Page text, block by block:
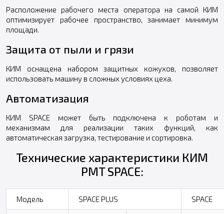
Расположение рабочего места оператора на самой КИМ
оптимизирует рабочее пространство, занимает минимум
площади.
Защита от пыли и грязи
КИМ оснащена набором защитных кожухов, позволяет
использовать машину в сложных условиях цеха.
Автоматизация
КИМ SPACE может быть подключена к роботам и
механизмам для реализации таких функций, как
автоматическая загрузка, тестирование и сортировка.
Технические характеристики КИМ
PMT SPACE:
Модель SPACE PLUS SPACE